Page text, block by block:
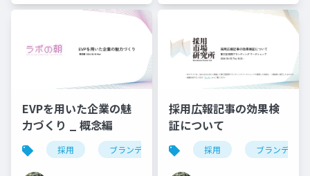
EVPを用いた企業の魅
力づくり _ 概念編
採用 ブランディング 候補者体験 evp
採用広報記事の効果検
証について
採用 ブランディン